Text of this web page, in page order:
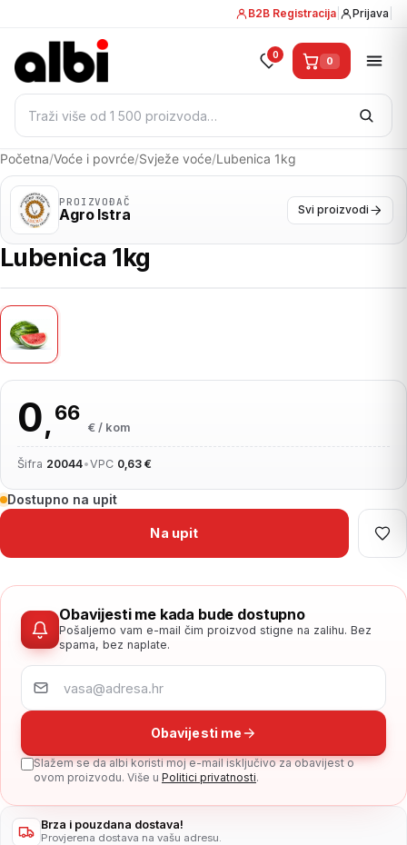
B2B Registracija Prijava
Pretraži:
0 0
Početna/Voće i povrće/Svježe voće/Lubenica 1kg
PROIZVOĐAČ
Agro Istra Svi proizvodi
Lubenica 1kg
0,66
€ / kom
Šifra 20044•VPC 0,63 €
Dostupno na upit
Na upit
Obavijesti me kada bude dostupno
Pošaljemo vam e-mail čim proizvod stigne na zalihu. Bez
spama, bez naplate.
Obavijesti me
Slažem se da albi koristi moj e-mail isključivo za obavijest o
ovom proizvodu. Više u Politici privatnosti.
Brza i pouzdana dostava!
Provjerena dostava na vašu adresu.